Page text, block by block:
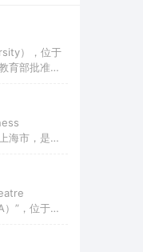
），位于
育部批准成
校、科学工
设首批试点
单位立项建
盟发起及成
海市，是一
务部首批国
协同育人项
计划、上海
批上海高等
”，位于上
校，入选国